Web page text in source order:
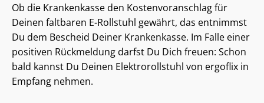
Ob die Krankenkasse den Kostenvoranschlag für
Deinen faltbaren E-Rollstuhl gewährt, das entnimmst
Du dem Bescheid Deiner Krankenkasse. Im Falle einer
positiven Rückmeldung darfst Du Dich freuen: Schon
bald kannst Du Deinen Elektrorollstuhl von ergoflix in
Empfang nehmen.